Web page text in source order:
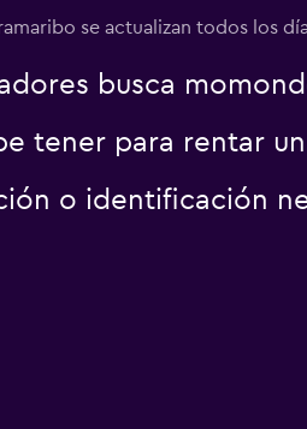
se actualizan todos los
busca
tener para rentar
o identificación